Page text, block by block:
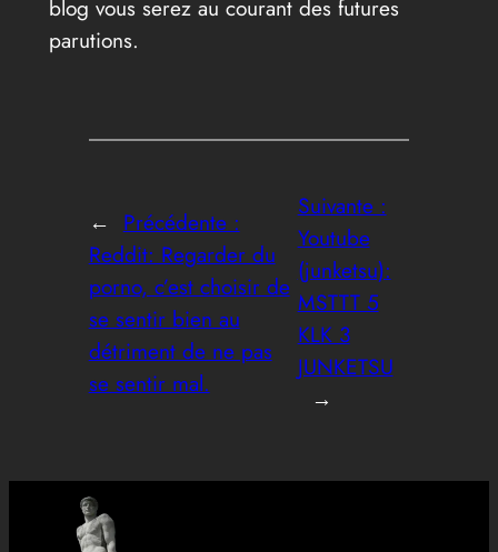
blog vous serez au courant des futures
parutions.
← Précédente :
Reddit: Regarder du
porno, c’est choisir de
se sentir bien au
détriment de ne pas
se sentir mal.
Suivante :
Youtube
(junketsu):
MSTTT 5
KLK 3
JUNKETSU
→